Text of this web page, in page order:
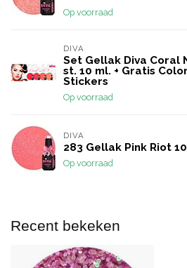
Op voorraad
DIVA
Set Gellak Diva Coral
st. 10 ml. + Gratis
Stickers
Op voorraad
DIVA
283 Gellak Pink Riot
Op voorraad
Recent bekeken